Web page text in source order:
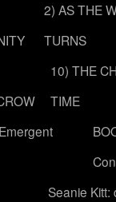
2) AS THE
TURNS
10) THE
TIME
Seanie Kitt: